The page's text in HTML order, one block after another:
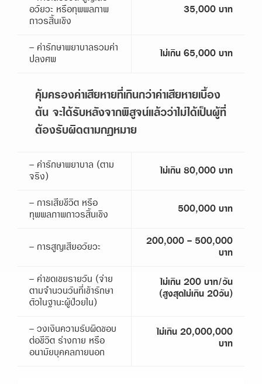
อวัยวะ หรือทุพพลภาพ
ถาวรสิ้นเชิง
35,000 บาท
- ค่ารักษาพยาบาลรวมค่า
ปลงศพ
ไม่เกิน 65,000 บาท
คุ้มครองค่าเสียหายที่เกินกว่าค่าเสียหายเบื้อง
ต้น จะได้รับหลังจากพิสูจน์แล้วว่าไม่ได้เป็นผู้ที่
ต้องรับผิดตามกฎหมาย
- ค่ารักษาพยาบาล (ตาม
จริง)
ไม่เกิน 80,000 บาท
- การเสียชีวิต หรือ
ทุพพลภาพถาวรสิ้นเชิง
500,000 บาท
- การสูญเสียอวัยวะ
200,000 - 500,000
บาท
- ค่าชดเชยรายวัน (จ่าย
ตามจำนวนวันที่เข้ารักษา
ตัวในฐานะผู้ป่วยใน)
ไม่เกิน 200 บาท/วัน
(สูงสุดไม่เกิน 20วัน)
- วงเงินความรับผิดชอบ
ต่อชีวิต ร่างกาย หรือ
อนามัยบุคคลภายนอก
ไม่เกิน 20,000,000
บาท